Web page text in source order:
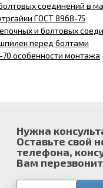
соединений в
ГОСТ 8968-75
и болтовых
перед болтами
70 особенности монтажа
Нужна
Оставьте свой
телефона,
Вам